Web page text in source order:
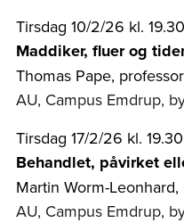
Tirsdag 10/2/26 kl.
Maddiker, fluer og
Thomas Pape,
AU, Campus Emdrup,
Tirsdag 17/2/26 kl.
Behandlet, påvirket
Martin Worm-
AU, Campus Emdrup,